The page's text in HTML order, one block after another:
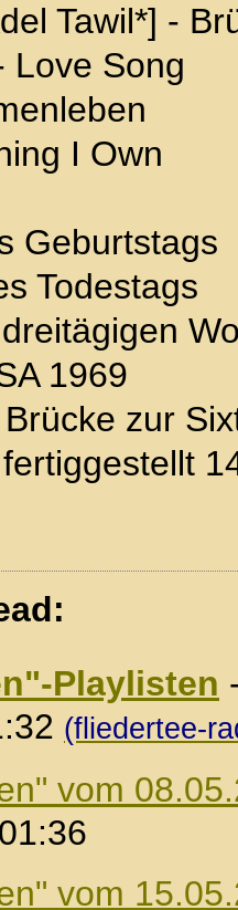
Tawil*] -
Love Song
I Own
Geburtstags
Todestags
1969
zur
Playlisten
(fliedertee-
vom
vom